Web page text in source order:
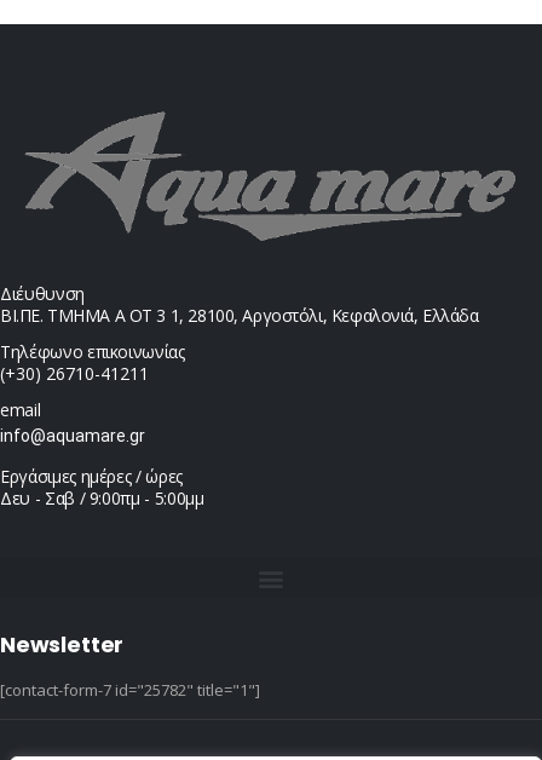
Διέυθυνση
ΒΙ.ΠΕ. ΤΜΗΜΑ Α ΟΤ 3 1, 28100, Αργοστόλι, Κεφαλονιά, Ελλάδα
Τηλέφωνο επικοινωνίας
(+30) 26710-41211
email
info@aquamare.gr
Εργάσιμες ημέρες / ώρες
Δευ - Σαβ / 9:00πμ - 5:00μμ
Newsletter
[contact-form-7 id="25782" title="1"]